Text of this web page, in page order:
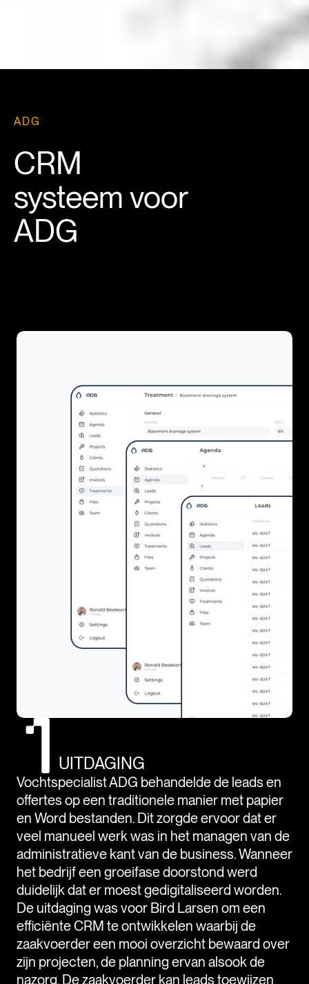
ADG
CRM
systeem voor
ADG
UITDAGING
Vochtspecialist ADG behandelde de leads en
offertes op een traditionele manier met papier
en Word bestanden. Dit zorgde ervoor dat er
veel manueel werk was in het managen van de
administratieve kant van de business. Wanneer
het bedrijf een groeifase doorstond werd
duidelijk dat er moest gedigitaliseerd worden.
De uitdaging was voor Bird Larsen om een
efficiënte CRM te ontwikkelen waarbij de
zaakvoerder een mooi overzicht bewaard over
zijn projecten, de planning ervan alsook de
nazorg. De zaakvoerder kan leads toewijzen